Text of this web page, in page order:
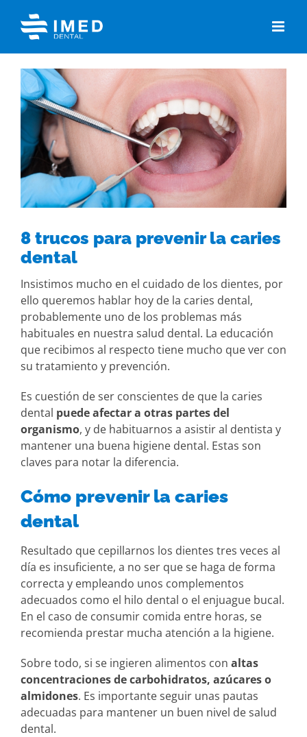
content
View
Larger
Image
8 trucos para prevenir la caries
dental
Insistimos mucho en el cuidado de los dientes, por
ello queremos hablar hoy de la caries dental,
probablemente uno de los problemas más
habituales en nuestra salud dental. La educación
que recibimos al respecto tiene mucho que ver con
su tratamiento y prevención.
Es cuestión de ser conscientes de que la caries
dental puede afectar a otras partes del
organismo, y de habituarnos a asistir al dentista y
mantener una buena higiene dental. Estas son
claves para notar la diferencia.
Cómo prevenir la caries
dental
Resultado que cepillarnos los dientes tres veces al
día es insuficiente, a no ser que se haga de forma
correcta y empleando unos complementos
adecuados como el hilo dental o el enjuague bucal.
En el caso de consumir comida entre horas, se
recomienda prestar mucha atención a la higiene.
Sobre todo, si se ingieren alimentos con altas
concentraciones de carbohidratos, azúcares o
almidones. Es importante seguir unas pautas
adecuadas para mantener un buen nivel de salud
dental.